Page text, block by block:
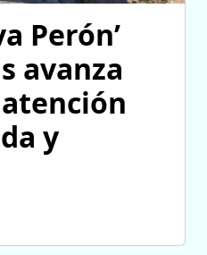
Perón’
avanza
y